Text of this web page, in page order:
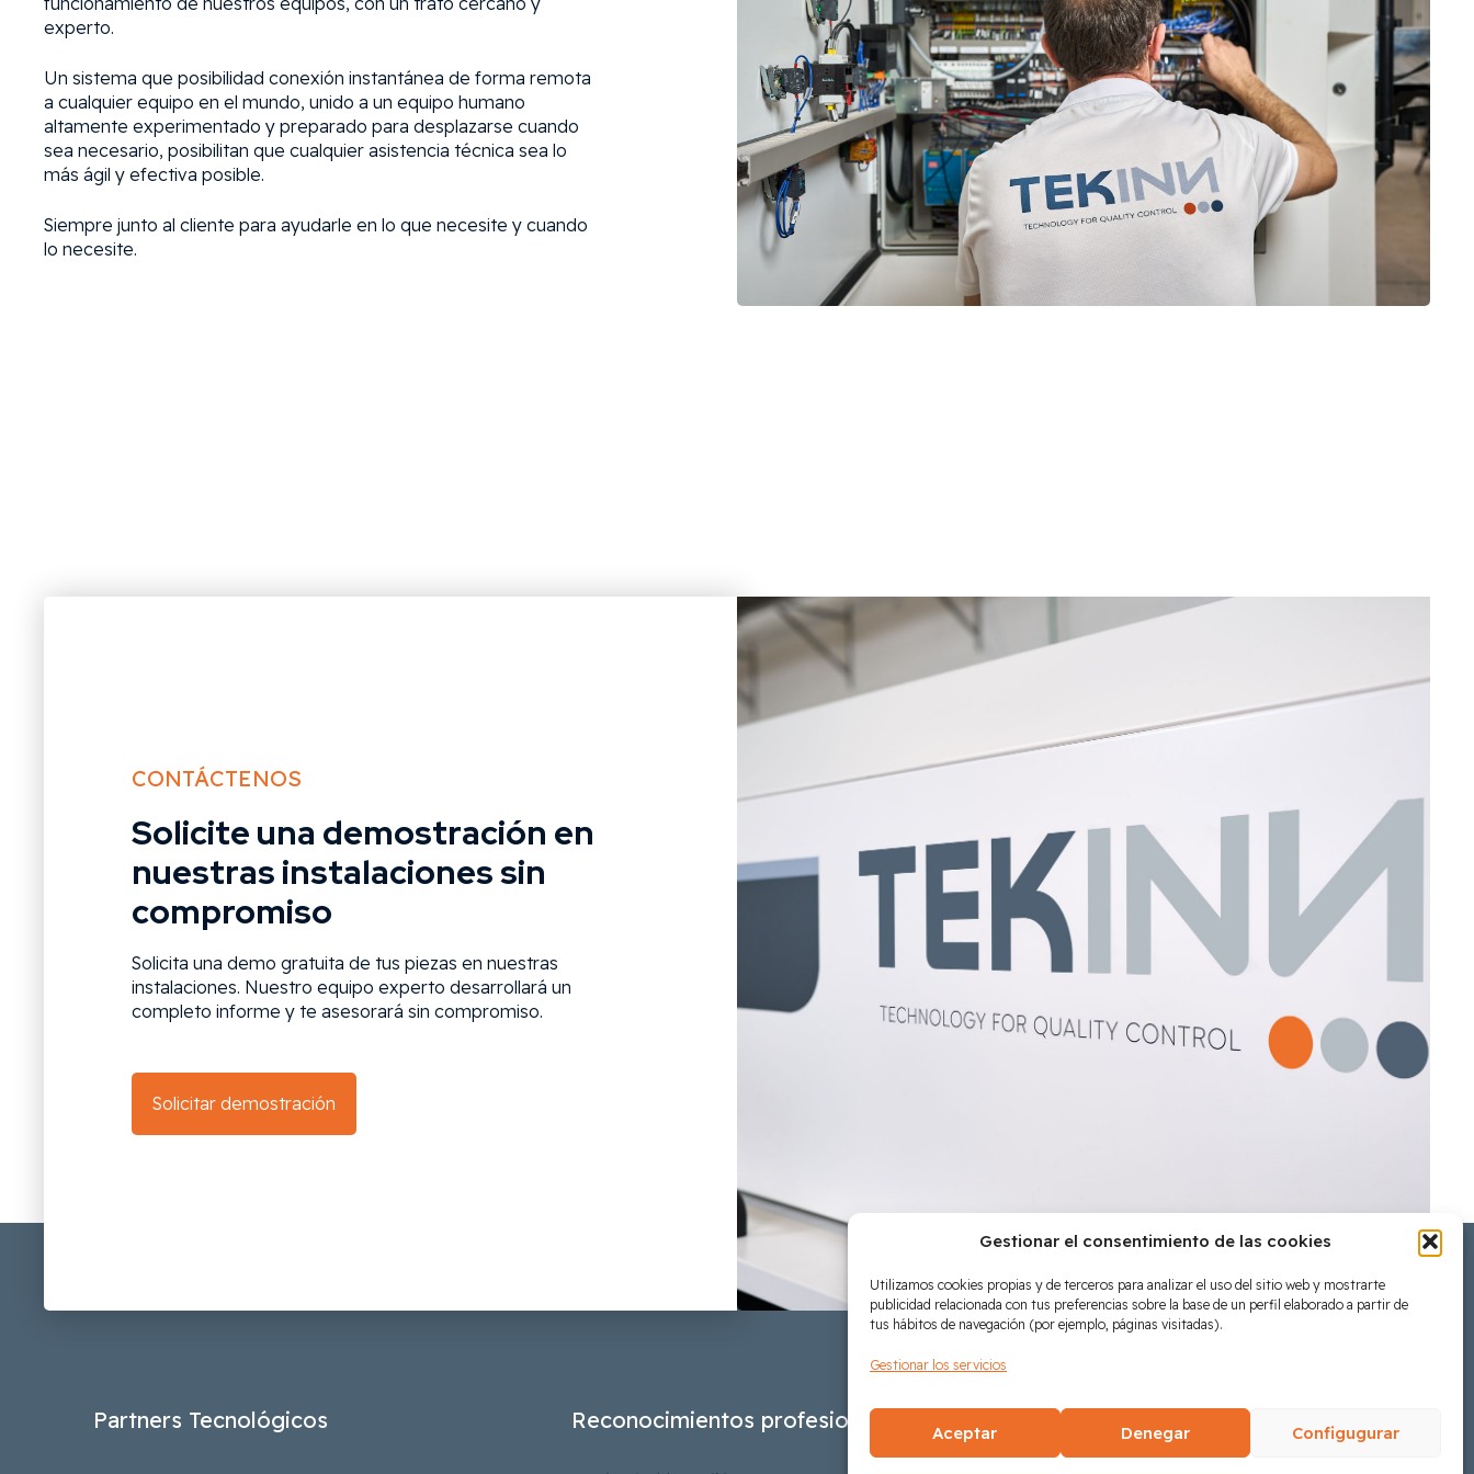
Gestionar el consentimiento de las cookies
Utilizamos cookies propias y de terceros para analizar el uso del sitio web y mostrarte
publicidad relacionada con tus preferencias sobre la base de un perfil elaborado a partir de
tus hábitos de navegación (por ejemplo, páginas visitadas).
Gestionar los servicios
Aceptar Denegar Configugurar
experto.
Un sistema que posibilidad conexión instantánea de forma remota
a cualquier equipo en el mundo, unido a un equipo humano
altamente experimentado y preparado para desplazarse cuando
sea necesario, posibilitan que cualquier asistencia técnica sea lo
más ágil y efectiva posible.
Siempre junto al cliente para ayudarle en lo que necesite y cuando
lo necesite.
CONTÁCTENOS
Solicite una demostración en
nuestras instalaciones sin
compromiso
Solicita una demo gratuita de tus piezas en nuestras
instalaciones. Nuestro equipo experto desarrollará un
completo informe y te asesorará sin compromiso.
Solicitar demostración
Partners Tecnológicos Reconocimientos profesionales Ayudas recibidas